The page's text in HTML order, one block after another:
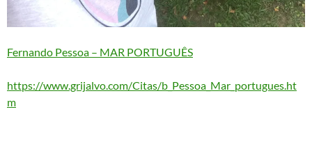
Fernando Pessoa – MAR PORTUGUÊS
https://www.grijalvo.com/Citas/b_Pessoa_Mar_portugues.ht
m